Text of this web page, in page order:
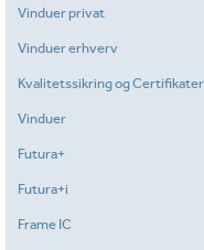
Vinduer privat
Vinduer erhverv
Kvalitetssikring og Certifikater
Vinduer
Futura+
Futura+i
Frame IC